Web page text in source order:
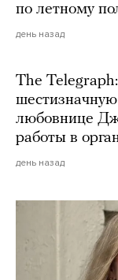
по летному
день назад
The
любовнице
работы в
день назад